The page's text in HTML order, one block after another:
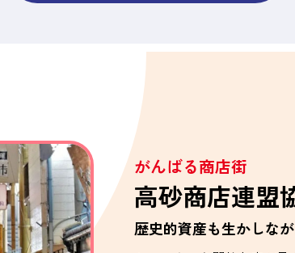
がんばる商店街
高砂商店連盟
歴史的資産も生かしなが